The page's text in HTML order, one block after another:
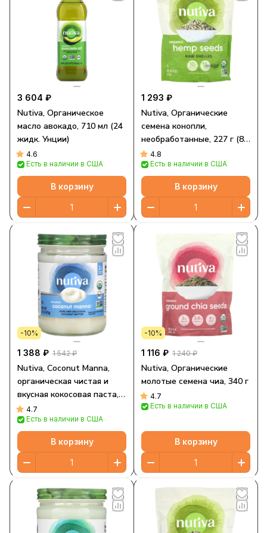
3 604 ₽
Nutiva, Органическое
масло авокадо, 710 мл (24
жидк. Унции)
4.6
Есть в наличии в США
В корзину
1 293 ₽
Nutiva, Органические
семена конопли,
необработанные, 227 г (8
унций)
4.8
Есть в наличии в США
В корзину
-10%
1 388 ₽ 1 542 ₽
Nutiva, Coconut Manna,
органическая чистая и
вкусная кокосовая паста,
425 г (15 унций)
4.7
Есть в наличии в США
В корзину
-10%
1 116 ₽ 1 240 ₽
Nutiva, Органические
молотые семена чиа, 340 г
4.7
Есть в наличии в США
В корзину